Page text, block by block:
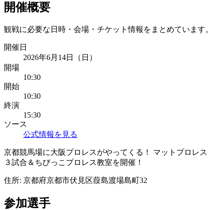
開催概要
観戦に必要な日時・会場・チケット情報をまとめています。
開催日
2026年6月14日（日）
開場
10:30
開始
10:30
終演
15:30
ソース
公式情報を見る
京都競馬場に大阪プロレスがやってくる！ マットプロレス
３試合＆ちびっこプロレス教室を開催！
住所: 京都府京都市伏見区葭島渡場島町32
参加選手